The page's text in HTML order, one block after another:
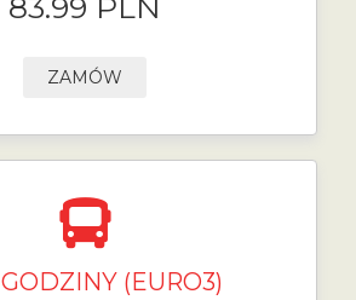
83.99 PLN
ZAMÓW
GODZINY (EURO3)